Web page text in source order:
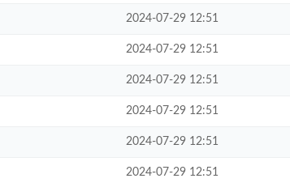
2024-07-29 12:51
2024-07-29 12:51
2024-07-29 12:51
2024-07-29 12:51
2024-07-29 12:51
2024-07-29 12:51